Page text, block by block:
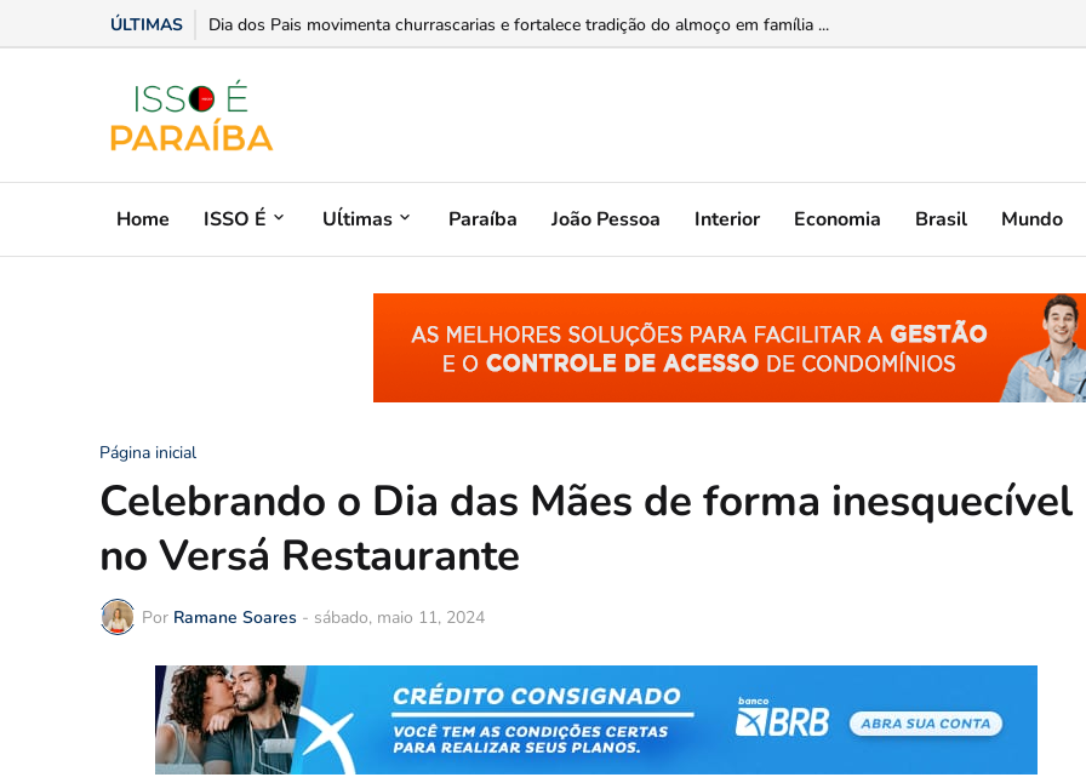
ÚLTIMAS Opinião: Educação como mediadora da liberdade feminina...
Home ISSO É Uĺtimas Paraíba João Pessoa Interior Economia Brasil Mundo
Página inicial
Celebrando o Dia das Mães de forma inesquecível
no Versá Restaurante
Por Ramane Soares - sábado, maio 11, 2024